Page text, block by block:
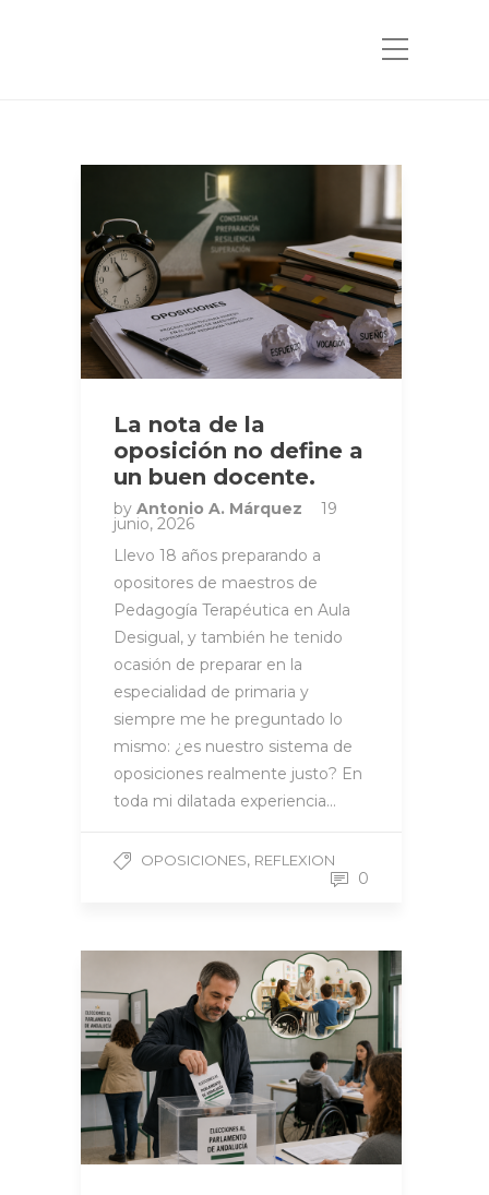
La nota de la
oposición no define a
un buen docente.
by Antonio A. Márquez 19
junio, 2026
Llevo 18 años preparando a
opositores de maestros de
Pedagogía Terapéutica en Aula
Desigual, y también he tenido
ocasión de preparar en la
especialidad de primaria y
siempre me he preguntado lo
mismo: ¿es nuestro sistema de
oposiciones realmente justo? En
toda mi dilatada experiencia…
OPOSICIONES, REFLEXION
0